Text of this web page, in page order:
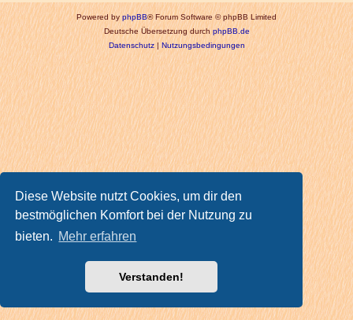
Diese Website nutzt Cookies, um dir den
bestmöglichen Komfort bei der Nutzung zu
bieten. Mehr erfahren
Verstanden!
Powered byphpBB® Forum Software © phpBB Limited
Deutsche Übersetzung durchphpBB.de
Datenschutz|Nutzungsbedingungen